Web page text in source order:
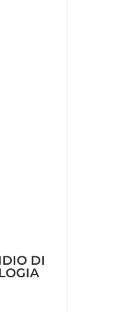
DI